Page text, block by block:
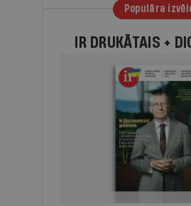
Populāra
IR DRUKĀTAIS +